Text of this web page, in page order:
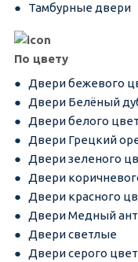
Тамбурные двери
По цвету
Двери бежевого
Двери Белёный
Двери белого
Двери Грецкий
Двери зеленого
Двери
Двери красного
Двери Медный
Двери светлые
Двери серого